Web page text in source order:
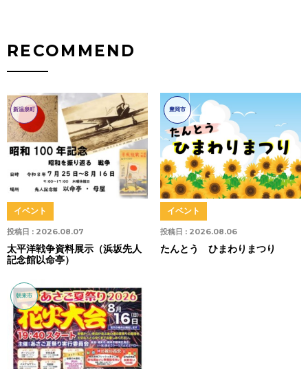
RECOMMEND
新温泉町
投稿日 : 2026.08.07
イベント
太平洋戦争資料展示（浜坂先人
記念館以命亭）
豊岡市
投稿日 : 2026.08.06
イベント
たんとう ひまわりまつり
朝来市